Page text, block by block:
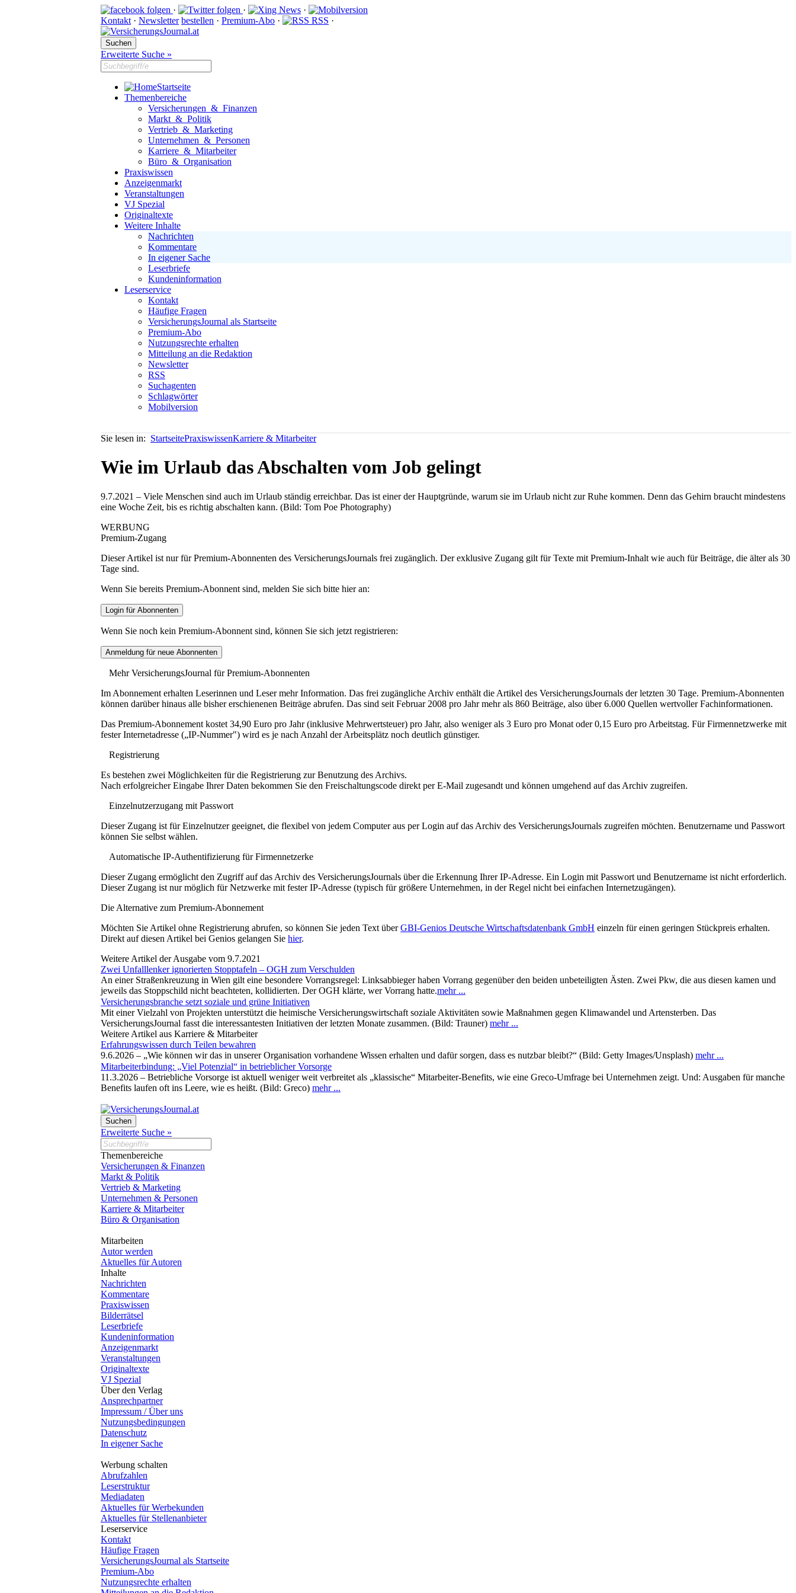
· ·
·
Kontakt · Newsletter bestellen · Premium-Abo · RSS ·
Erweiterte Suche »
Startseite
Themenbereiche
Versicherungen & Finanzen
Markt & Politik
Vertrieb & Marketing
Unternehmen & Personen
Karriere & Mitarbeiter
Büro & Organisation
Praxiswissen
Anzeigenmarkt
Veranstaltungen
VJ Spezial
Originaltexte
Weitere Inhalte
Nachrichten
Kommentare
In eigener Sache
Leserbriefe
Kundeninformation
Leserservice
Kontakt
Häufige Fragen
VersicherungsJournal als Startseite
Premium-Abo
Nutzungsrechte erhalten
Mitteilung an die Redaktion
Newsletter
RSS
Suchagenten
Schlagwörter
Mobilversion
Sie lesen in: StartseitePraxiswissenKarriere & Mitarbeiter
Wie im Urlaub das Abschalten vom Job gelingt
9.7.2021 – Viele Menschen sind auch im Urlaub ständig erreichbar. Das ist einer der Hauptgründe, warum sie im Urlaub nicht zur Ruhe kommen. Denn das Gehirn braucht mindestens
eine Woche Zeit, bis es richtig abschalten kann. (Bild: Tom Poe Photography)
WERBUNG
Premium-Zugang
Dieser Artikel ist nur für Premium-Abonnenten des VersicherungsJournals frei zugänglich. Der exklusive Zugang gilt für Texte mit Premium-Inhalt wie auch für Beiträge, die älter als 30
Tage sind.
Wenn Sie bereits Premium-Abonnent sind, melden Sie sich bitte hier an:
Wenn Sie noch kein Premium-Abonnent sind, können Sie sich jetzt registrieren:
Mehr VersicherungsJournal für Premium-Abonnenten
Im Abonnement erhalten Leserinnen und Leser mehr Information. Das frei zugängliche Archiv enthält die Artikel des VersicherungsJournals der letzten 30 Tage. Premium-Abonnenten
können darüber hinaus alle bisher erschienenen Beiträge abrufen. Das sind seit Februar 2008 pro Jahr mehr als 860 Beiträge, also über 6.000 Quellen wertvoller Fachinformationen.
Das Premium-Abonnement kostet 34,90 Euro pro Jahr (inklusive Mehrwertsteuer) pro Jahr, also weniger als 3 Euro pro Monat oder 0,15 Euro pro Arbeitstag. Für Firmennetzwerke mit
fester Internetadresse („IP-Nummer") wird es je nach Anzahl der Arbeitsplätz noch deutlich günstiger.
Registrierung
Es bestehen zwei Möglichkeiten für die Registrierung zur Benutzung des Archivs.
Nach erfolgreicher Eingabe Ihrer Daten bekommen Sie den Freischaltungscode direkt per E-Mail zugesandt und können umgehend auf das Archiv zugreifen.
Einzelnutzerzugang mit Passwort
Dieser Zugang ist für Einzelnutzer geeignet, die flexibel von jedem Computer aus per Login auf das Archiv des VersicherungsJournals zugreifen möchten. Benutzername und Passwort
können Sie selbst wählen.
Automatische IP-Authentifizierung für Firmennetzerke
Dieser Zugang ermöglicht den Zugriff auf das Archiv des VersicherungsJournals über die Erkennung Ihrer IP-Adresse. Ein Login mit Passwort und Benutzername ist nicht erforderlich.
Dieser Zugang ist nur möglich für Netzwerke mit fester IP-Adresse (typisch für größere Unternehmen, in der Regel nicht bei einfachen Internetzugängen).
Die Alternative zum Premium-Abonnement
Möchten Sie Artikel ohne Registrierung abrufen, so können Sie jeden Text überGBI-Genios Deutsche Wirtschaftsdatenbank GmbH einzeln für einen geringen Stückpreis erhalten.
Direkt auf diesen Artikel bei Genios gelangen Sie hier.
Weitere Artikel der Ausgabe vom 9.7.2021
Zwei Unfalllenker ignorierten Stopptafeln – OGH zum Verschulden
An einer Straßenkreuzung in Wien gilt eine besondere Vorrangsregel: Linksabbieger haben Vorrang gegenüber den beiden unbeteiligten Ästen. Zwei Pkw, die aus diesen kamen und
jeweils das Stoppschild nicht beachteten, kollidierten. Der OGH klärte, wer Vorrang hatte.mehr ...
Versicherungsbranche setzt soziale und grüne Initiativen
Mit einer Vielzahl von Projekten unterstützt die heimische Versicherungswirtschaft soziale Aktivitäten sowie Maßnahmen gegen Klimawandel und Artensterben. Das
VersicherungsJournal fasst die interessantesten Initiativen der letzten Monate zusammen. (Bild: Trauner) mehr ...
Weitere Artikel aus Karriere & Mitarbeiter
Erfahrungswissen durch Teilen bewahren
9.6.2026 – „Wie können wir das in unserer Organisation vorhandene Wissen erhalten und dafür sorgen, dass es nutzbar bleibt?“ (Bild: Getty Images/Unsplash) mehr ...
Mitarbeiterbindung: „Viel Potenzial“ in betrieblicher Vorsorge
11.3.2026 – Betriebliche Vorsorge ist aktuell weniger weit verbreitet als „klassische“ Mitarbeiter-Benefits, wie eine Greco-Umfrage bei Unternehmen zeigt. Und: Ausgaben für manche
Benefits laufen oft ins Leere, wie es heißt. (Bild: Greco) mehr ...
Erweiterte Suche »
Themenbereiche
Versicherungen & Finanzen
Markt & Politik
Vertrieb & Marketing
Unternehmen & Personen
Karriere & Mitarbeiter
Büro & Organisation
Mitarbeiten
Autor werden
Aktuelles für Autoren
Inhalte
Nachrichten
Kommentare
Praxiswissen
Bilderrätsel
Leserbriefe
Kundeninformation
Anzeigenmarkt
Veranstaltungen
Originaltexte
VJ Spezial
Über den Verlag
Ansprechpartner
Impressum / Über uns
Nutzungsbedingungen
Datenschutz
In eigener Sache
Werbung schalten
Abrufzahlen
Leserstruktur
Mediadaten
Aktuelles für Werbekunden
Aktuelles für Stellenanbieter
Leserservice
Kontakt
Häufige Fragen
VersicherungsJournal als Startseite
Premium-Abo
Nutzungsrechte erhalten